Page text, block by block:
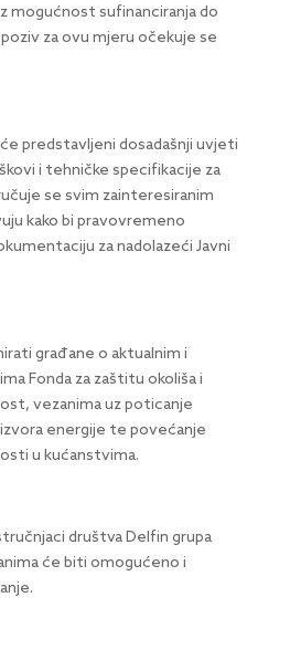
mogućnost sufinanciranja do
za ovu mjeru očekuje se
predstavljeni dosadašnji uvjeti
i tehničke specifikacije za
se svim zainteresiranim
kako bi pravovremeno
za nadolazeći Javni
građane o aktualnim i
Fonda za zaštitu okoliša i
vezanima uz poticanje
energije te povećanje
u kućanstvima.
društva Delfin grupa
će biti omogućeno i